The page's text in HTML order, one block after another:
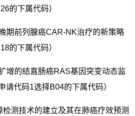
的下属代码）
期前列腺癌CAR-NK治疗的新策略
的下属代码）
增的结直肠癌RAS基因突变动态监
请代码1选择B04的下属代码）
检测技术的建立及其在肺癌疗效预测